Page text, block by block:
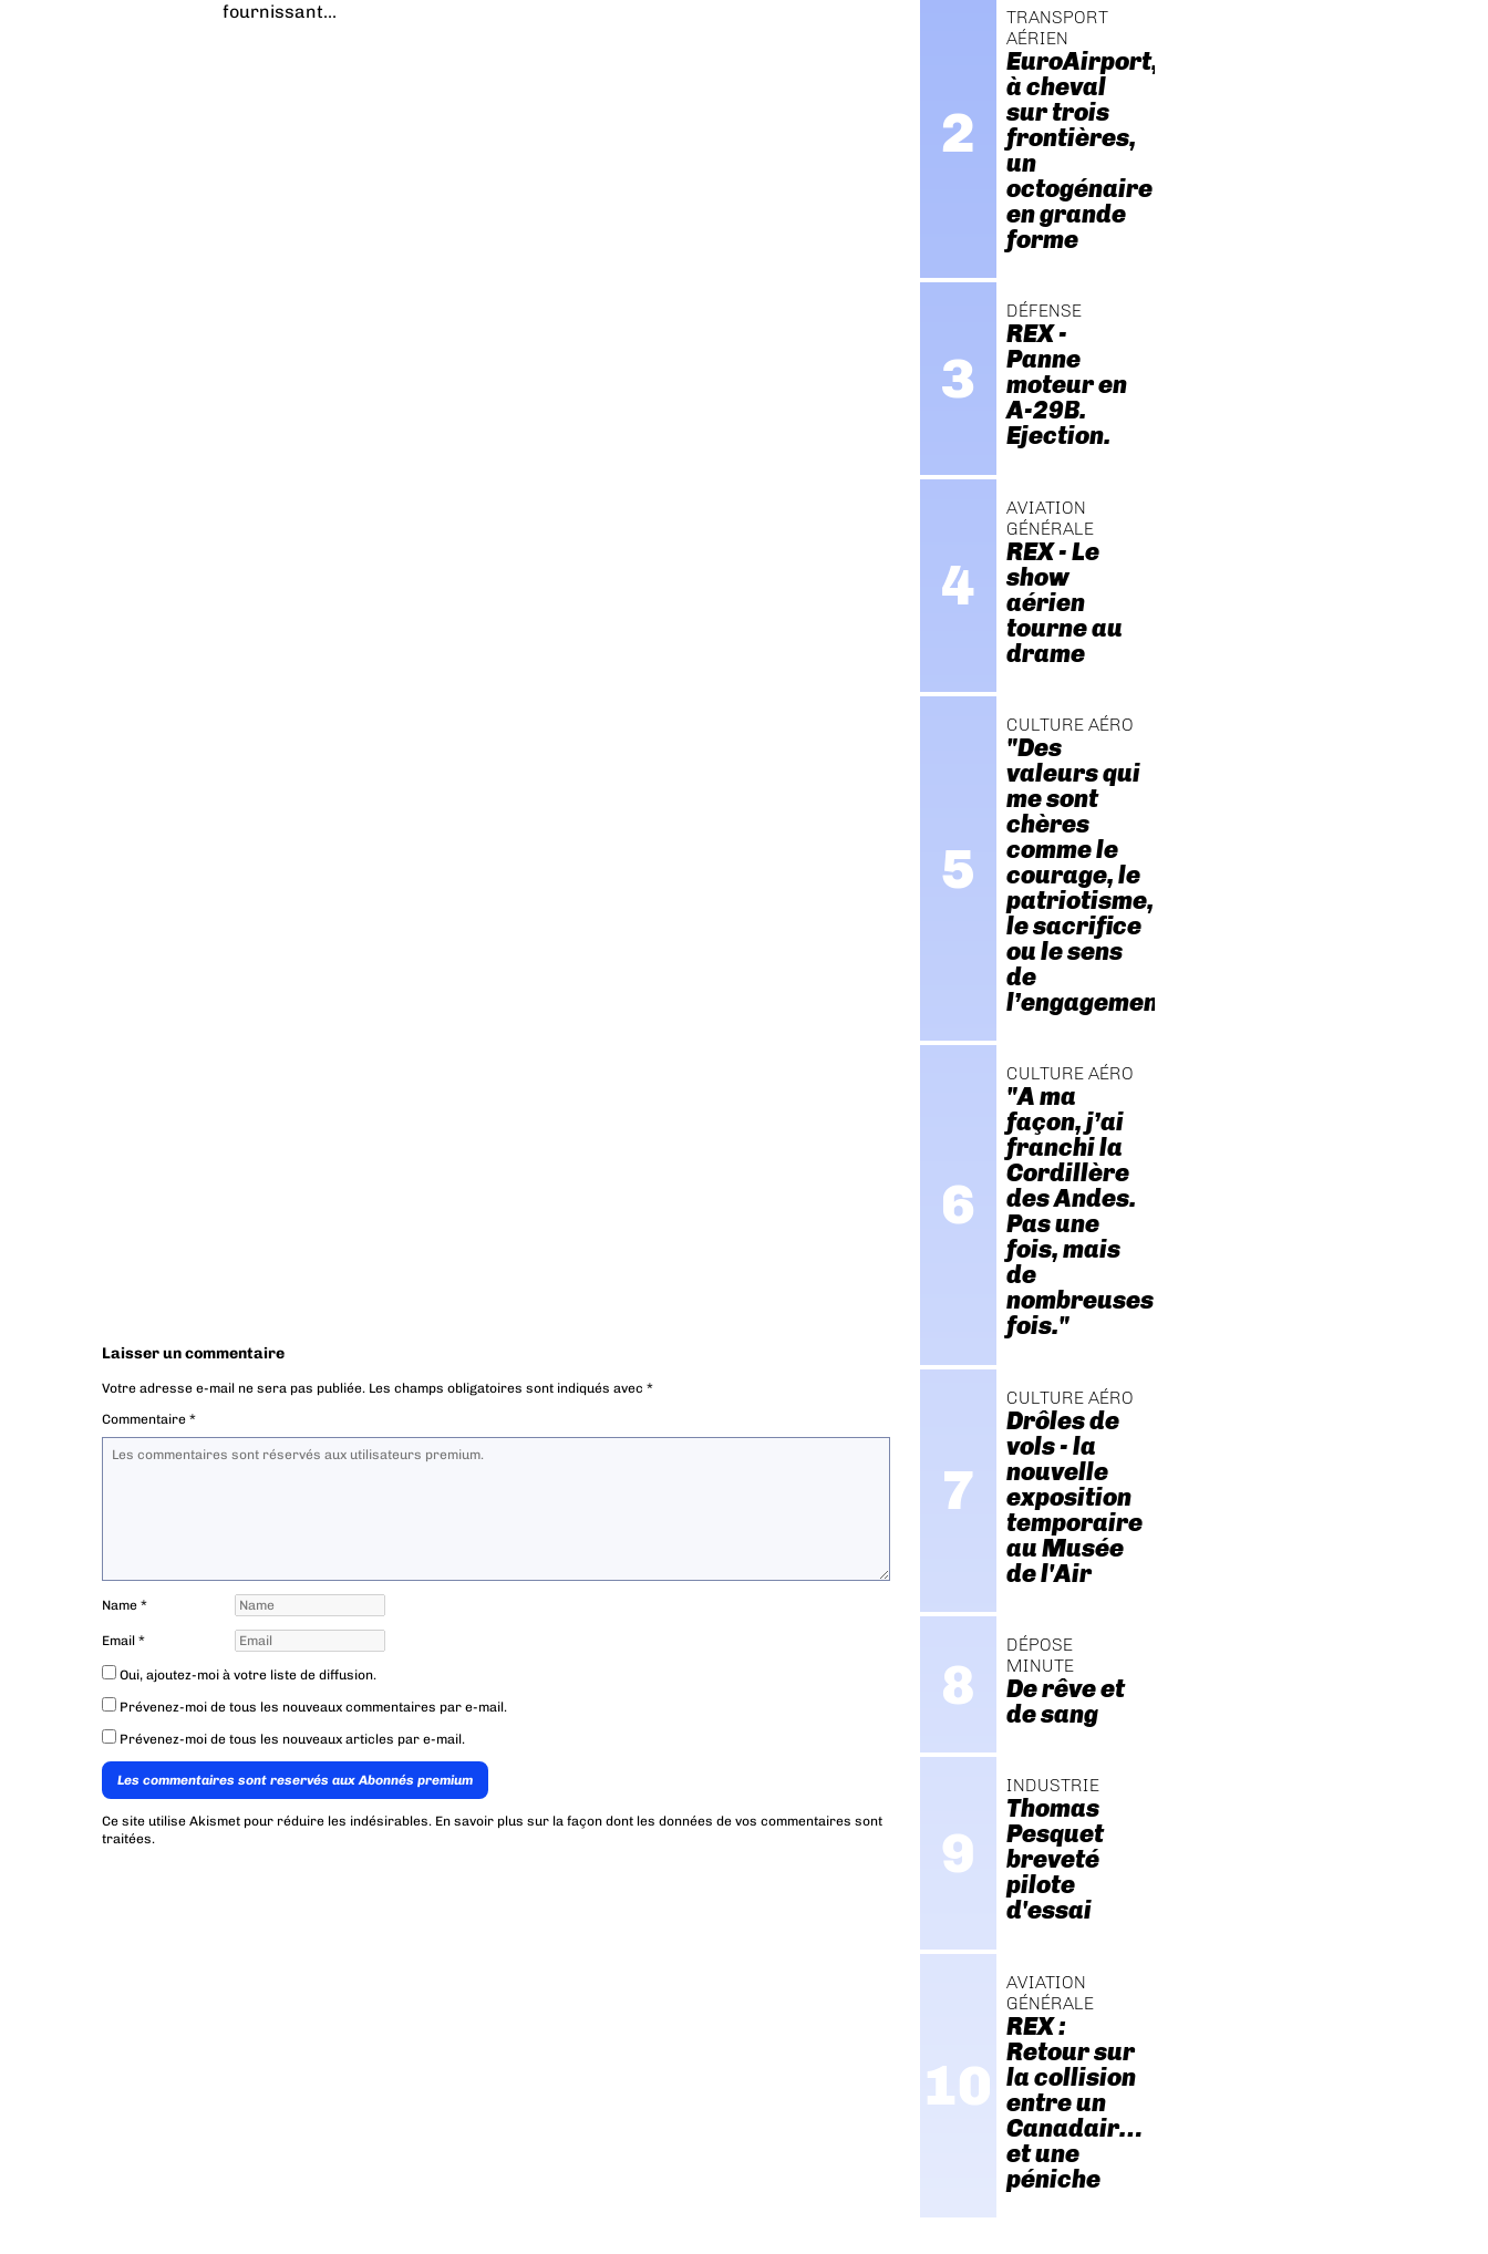
fournissant...
Laisser un commentaire
Votre adresse e-mail ne sera pas publiée. Les champs obligatoires sont indiqués avec *
Commentaire *
Name *
Email *
Oui, ajoutez-moi à votre liste de diffusion.
Prévenez-moi de tous les nouveaux commentaires par e-mail.
Prévenez-moi de tous les nouveaux articles par e-mail.
Les commentaires sont reservés aux Abonnés premium
Ce site utilise Akismet pour réduire les indésirables. En savoir plus sur la façon dont les données de vos commentaires sont
traitées.
TRANSPORT
AÉRIEN
EuroAirport,
à cheval
sur trois
frontières,
un
octogénaire
en grande
forme
DÉFENSE
REX -
Panne
moteur en
A-29B.
Ejection.
AVIATION
GÉNÉRALE
REX - Le
show
aérien
tourne au
drame
CULTURE AÉRO
"Des
valeurs qui
me sont
chères
comme le
courage, le
patriotisme,
le sacrifice
ou le sens
de
l’engagement."
CULTURE AÉRO
"A ma
façon, j’ai
franchi la
Cordillère
des Andes.
Pas une
fois, mais
de
nombreuses
fois."
CULTURE AÉRO
Drôles de
vols - la
nouvelle
exposition
temporaire
au Musée
de l'Air
DÉPOSE
MINUTE
De rêve et
de sang
INDUSTRIE
Thomas
Pesquet
breveté
pilote
d'essai
AVIATION
GÉNÉRALE
REX :
Retour sur
la collision
entre un
Canadair…
et une
péniche